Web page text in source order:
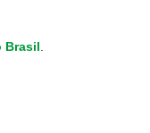
Brasil